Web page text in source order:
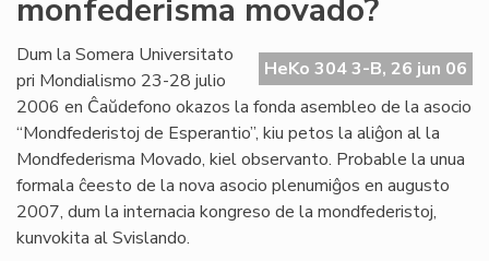
la
monfederisma movado?
HeKo 304 3-B, 26 jun 06
Dum la Somera Universitato
pri Mondialismo 23-28 julio
2006 en Ĉaŭdefono okazos la fonda asembleo de la asocio
“Mondfederistoj de Esperantio”, kiu petos la aliĝon al la
Mondfederisma Movado, kiel observanto. Probable la unua
formala ĉeesto de la nova asocio plenumiĝos en augusto
2007, dum la internacia kongreso de la mondfederistoj,
kunvokita al Svislando.